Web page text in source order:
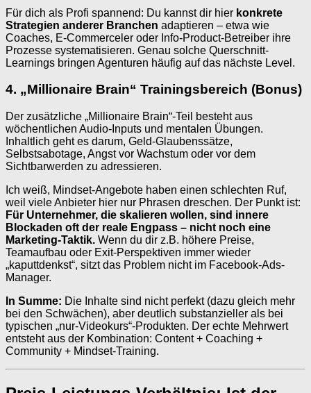
Für dich als Profi spannend: Du kannst dir hier konkrete
Strategien anderer Branchen adaptieren – etwa wie
Coaches, E-Commerceler oder Info-Product-Betreiber ihre
Prozesse systematisieren. Genau solche Querschnitt-
Learnings bringen Agenturen häufig auf das nächste Level.
4. „Millionaire Brain“ Trainingsbereich (Bonus)
Der zusätzliche „Millionaire Brain“-Teil besteht aus
wöchentlichen Audio-Inputs und mentalen Übungen.
Inhaltlich geht es darum, Geld-Glaubenssätze,
Selbstsabotage, Angst vor Wachstum oder vor dem
Sichtbarwerden zu adressieren.
Ich weiß, Mindset-Angebote haben einen schlechten Ruf,
weil viele Anbieter hier nur Phrasen dreschen. Der Punkt ist:
Für Unternehmer, die skalieren wollen, sind innere
Blockaden oft der reale Engpass – nicht noch eine
Marketing-Taktik. Wenn du dir z.B. höhere Preise,
Teamaufbau oder Exit-Perspektiven immer wieder
„kaputtdenkst“, sitzt das Problem nicht im Facebook-Ads-
Manager.
In Summe: Die Inhalte sind nicht perfekt (dazu gleich mehr
bei den Schwächen), aber deutlich substanzieller als bei
typischen „nur-Videokurs“-Produkten. Der echte Mehrwert
entsteht aus der Kombination: Content + Coaching +
Community + Mindset-Training.